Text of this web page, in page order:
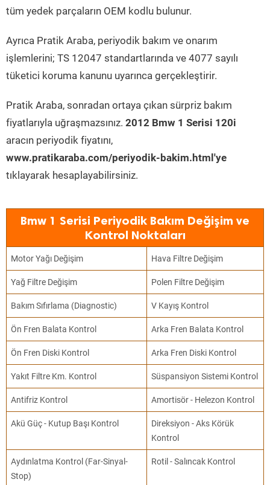
tüm yedek parçaların OEM kodlu bulunur.
Ayrıca Pratik Araba, periyodik bakım ve onarım
işlemlerini; TS 12047 standartlarında ve 4077 sayılı
tüketici koruma kanunu uyarınca gerçekleştirir.
Pratik Araba, sonradan ortaya çıkan sürpriz bakım
fiyatlarıyla uğraşmazsınız. 2012 Bmw 1 Serisi 120i
aracın periyodik fiyatını,
www.pratikaraba.com/periyodik-bakim.html'ye
tıklayarak hesaplayabilirsiniz.
Bmw 1 Serisi Periyodik Bakım Değişim ve
Kontrol Noktaları
Motor Yağı Değişim Hava Filtre Değişim
Yağ Filtre Değişim Polen Filtre Değişim
Bakım Sıfırlama (Diagnostic) V Kayış Kontrol
Ön Fren Balata Kontrol Arka Fren Balata Kontrol
Ön Fren Diski Kontrol Arka Fren Diski Kontrol
Yakıt Filtre Km. Kontrol Süspansiyon Sistemi Kontrol
Antifriz Kontrol Amortisör - Helezon Kontrol
Akü Güç - Kutup Başı Kontrol
Direksiyon - Aks Körük
Kontrol
Aydınlatma Kontrol (Far-Sinyal-
Stop)
Rotil - Salıncak Kontrol